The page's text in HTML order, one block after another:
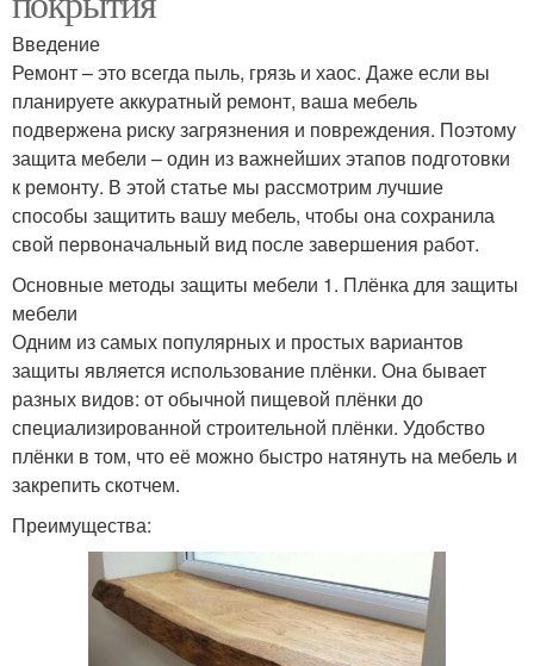
Введение
Ремонт – это всегда пыль, грязь и хаос. Даже если вы
планируете аккуратный ремонт, ваша мебель
подвержена риску загрязнения и повреждения. Поэтому
защита мебели – один из важнейших этапов подготовки
к ремонту. В этой статье мы рассмотрим лучшие
способы защитить вашу мебель, чтобы она сохранила
свой первоначальный вид после завершения работ.
Основные методы защиты мебели 1. Плёнка для защиты
мебели
Одним из самых популярных и простых вариантов
защиты является использование плёнки. Она бывает
разных видов: от обычной пищевой плёнки до
специализированной строительной плёнки. Удобство
плёнки в том, что её можно быстро натянуть на мебель и
закрепить скотчем.
Преимущества: